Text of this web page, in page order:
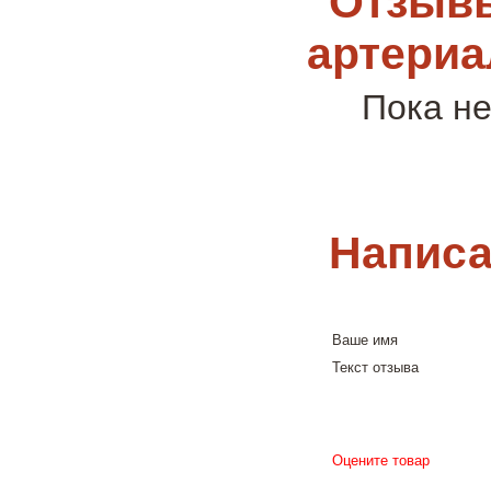
Пока
Ваше имя
Текст отзыва
Оцените товар